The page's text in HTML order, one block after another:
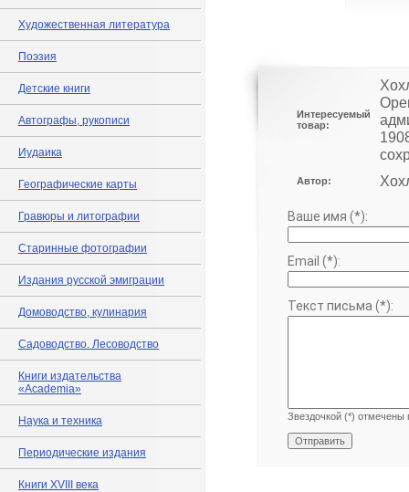
Художественная литература
Поэзия
Детские книги
Автографы, рукописи
Иудаика
Географические карты
Гравюры и литографии
Старинные фотографии
Издания русской эмиграции
Домоводство, кулинария
Садоводство. Лесоводство
Книги издательства
«Academia»
Наука и техника
Периодические издания
Книги XVIII века
Интересуемый
товар:
Автор:
Ваше имя (*):
Email (*):
Текст письма (*):
Звездочкой (*) отмечены